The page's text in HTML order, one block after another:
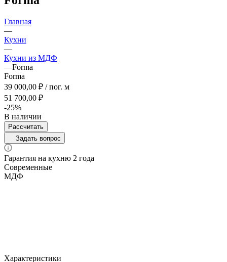
Главная
—
Кухни
—
Кухни из МДФ
—Forma
Forma
39 000,00 ₽ / пог. м
51 700,00 ₽
-25%
В наличии
Рассчитать
Задать вопрос
Гарантия на кухню 2 года
Современные
МДФ
Характеристики